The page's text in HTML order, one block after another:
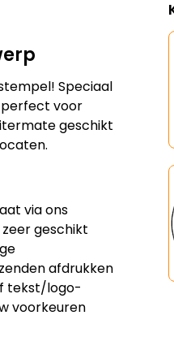
Speciaal
perfect voor
geschikt
via ons
geschikt
afdrukken
tekst/logo-
voorkeuren